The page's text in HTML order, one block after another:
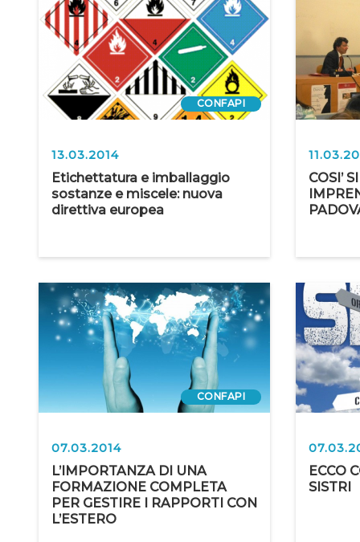
CONFAPI
13.03.2014
Etichettatura e imballaggio
sostanze e miscele: nuova
direttiva europea
COSI’
CONFAPI
07.03.2014
L’IMPORTANZA DI UNA
FORMAZIONE COMPLETA
PER GESTIRE I RAPPORTI CON
L’ESTERO
ECCO
SISTRI